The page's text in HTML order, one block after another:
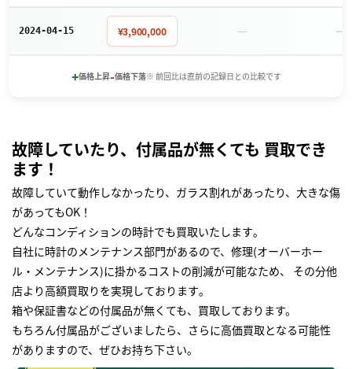
2024-04-15 ¥3,900,000 － －
+価格上昇-価格下落※ 前回比は直前の記録日との比較です
故障していたり、付属品が無くても 買取でき
ます！
故障していて動作しなかったり、ガラス割れがあったり、大きな傷
があってもOK！
どんなコンディションの時計でも買取いたします｡
自社に時計のメンテナンス部門があるので、修理(オーバーホー
ル・メンテナンス)に掛かるコストの削減が可能なため、 その分他
店より高額買取りを実現しております｡
箱や保証書などの付属品が無くても、買取しております。
もちろん付属品がございましたら、さらに高価買取となる可能性
がありますので、ぜひお持ち下さい｡